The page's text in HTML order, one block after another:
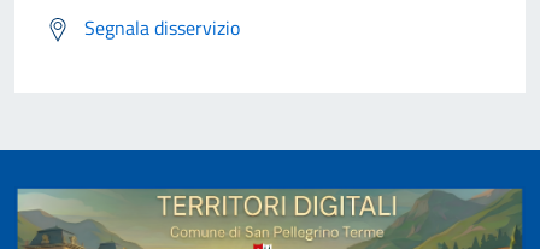
Segnala disservizio